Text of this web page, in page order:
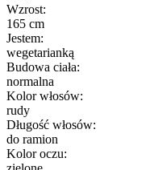
Wzrost:
165 cm
Jestem:
wegetarianką
Budowa ciała:
normalna
Kolor włosów:
rudy
Długość włosów:
do ramion
Kolor oczu: